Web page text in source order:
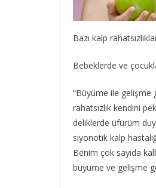
Bazı kalp
Bebeklerde ve
“Büyüme ile gelişme
rahatsızlık kendini
deliklerde üfürüm
siyonotik kalp
Benim çok sayıda
büyüme ve gelişme